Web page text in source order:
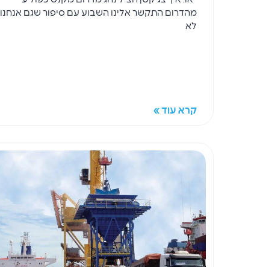
מהדרום התקשר אלינו השבוע עם סיפור שגם אנחנו
לא
קרא עוד »